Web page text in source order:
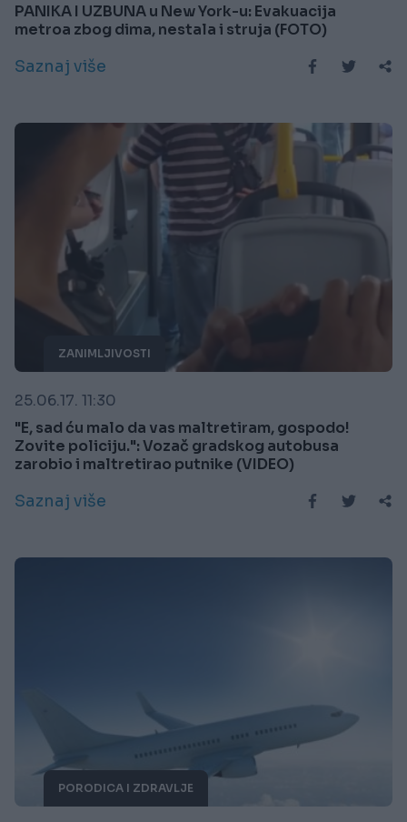
PANIKA I UZBUNA u New York-u: Evakuacija
metroa zbog dima, nestala i struja (FOTO)
Saznaj više
ZANIMLJIVOSTI
25.06.17. 11:30
"E, sad ću malo da vas maltretiram, gospodo!
Zovite policiju.": Vozač gradskog autobusa
zarobio i maltretirao putnike (VIDEO)
Saznaj više
PORODICA I ZDRAVLJE